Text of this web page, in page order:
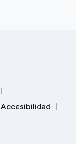
Accesibilidad